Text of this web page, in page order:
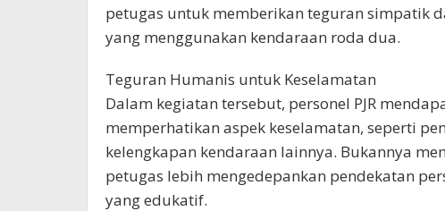
petugas untuk memberikan teguran simpatik
yang menggunakan kendaraan roda dua.
Teguran Humanis untuk Keselamatan
Dalam kegiatan tersebut, personel PJR
memperhatikan aspek keselamatan, seperti
kelengkapan kendaraan lainnya. Bukannya
petugas lebih mengedepankan pendekatan
yang edukatif.